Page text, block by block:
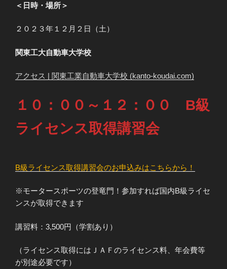
＜日時・場所＞
２０２３年１２月２日（土）
関東工大自動車大学校
アクセス | 関東工業自動車大学校 (kanto-koudai.com)
１０：００～１２：００ B級
ライセンス取得講習会
B級ライセンス取得講習会のお申込みはこちらから！
※モータースポーツの登竜門！参加すれば国内B級ライセ
ンスが取得できます
講習料：3,500円（学割あり）
（ライセンス取得にはＪＡＦのライセンス料、年会費等
が別途必要です）